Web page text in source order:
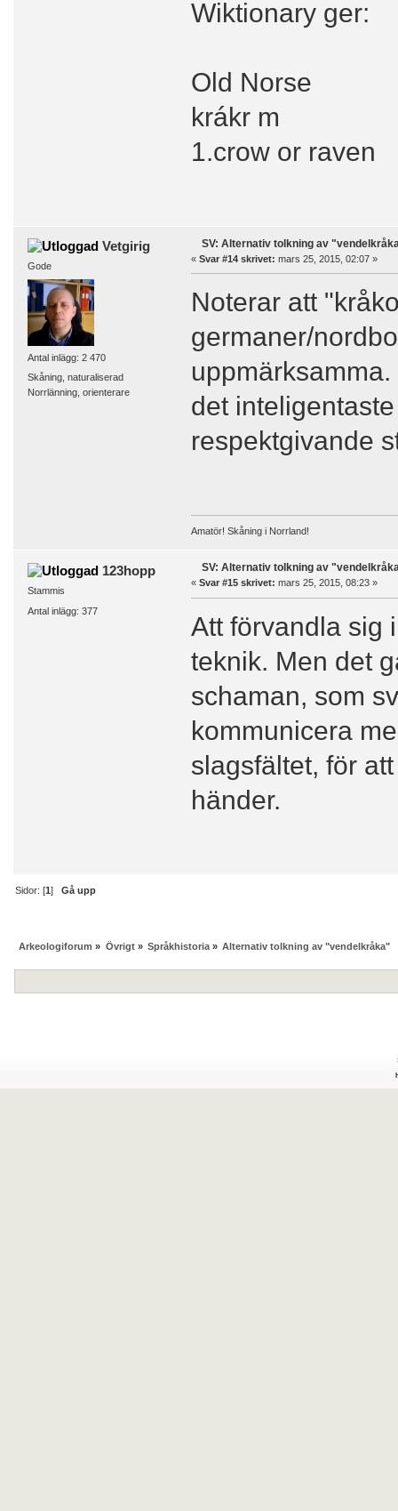
Wiktionary ger:
Old Norse
krákr m
1.crow or raven
Vetgirig
Gode
Antal inlägg: 2 470
Skåning, naturaliserad
Norrlänning, orienterare
SV: Alternativ tolkning av
« Svar #14 skrivet: mars 25, 2015, 02:07 »
Noterar att
germaner/
det
respektgivande
Amatör! Skåning i Norrland!
123hopp
Stammis
Antal inlägg: 377
SV: Alternativ tolkning av
« Svar #15 skrivet: mars 25, 2015, 08:23 »
Att förvandla sig
teknik. Men det
schaman, som
kommunicera
slagsfältet, för
händer.
Sidor: [1]Gå upp
Arkeologiforum » Övrigt» Språkhistoria» Alternativ tolkning av "vendelkråka"